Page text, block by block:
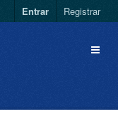
Entrar Registrar